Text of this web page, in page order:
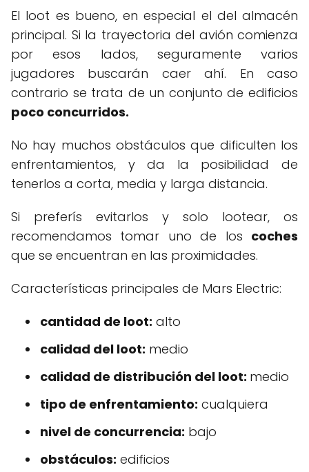
El loot es bueno, en especial el del almacén
principal. Si la trayectoria del avión comienza
por esos lados, seguramente varios
jugadores buscarán caer ahí. En caso
contrario se trata de un conjunto de edificios
poco concurridos.
No hay muchos obstáculos que dificulten los
enfrentamientos, y da la posibilidad de
tenerlos a corta, media y larga distancia.
Si preferís evitarlos y solo lootear, os
recomendamos tomar uno de los coches
que se encuentran en las proximidades.
Características principales de Mars Electric:
cantidad de loot: alto
calidad del loot: medio
calidad de distribución del loot: medio
tipo de enfrentamiento: cualquiera
nivel de concurrencia: bajo
obstáculos: edificios